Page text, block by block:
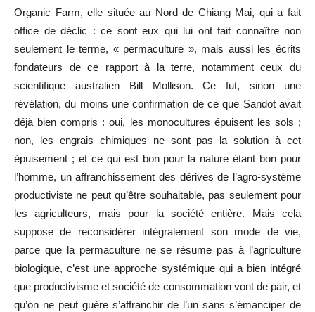
Organic Farm, elle située au Nord de Chiang Mai, qui a fait
office de déclic : ce sont eux qui lui ont fait connaître non
seulement le terme, « permaculture », mais aussi les écrits
fondateurs de ce rapport à la terre, notamment ceux du
scientifique australien Bill Mollison. Ce fut, sinon une
révélation, du moins une confirmation de ce que Sandot avait
déjà bien compris : oui, les monocultures épuisent les sols ;
non, les engrais chimiques ne sont pas la solution à cet
épuisement ; et ce qui est bon pour la nature étant bon pour
l’homme, un affranchissement des dérives de l’agro-système
productiviste ne peut qu’être souhaitable, pas seulement pour
les agriculteurs, mais pour la société entière. Mais cela
suppose de reconsidérer intégralement son mode de vie,
parce que la permaculture ne se résume pas à l’agriculture
biologique, c’est une approche systémique qui a bien intégré
que productivisme et société de consommation vont de pair, et
qu’on ne peut guère s’affranchir de l’un sans s’émanciper de